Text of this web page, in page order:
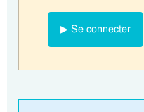
▶ Se connecter